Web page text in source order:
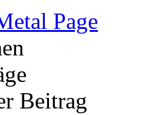
Page
Beitrag